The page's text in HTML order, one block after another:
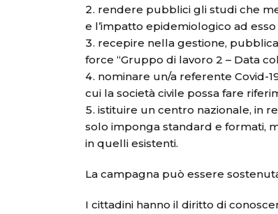
rendere pubblici gli studi che
e l’impatto epidemiologico ad
recepire nella gestione,
force “Gruppo di lavoro 2 – Data
nominare un/a referente Covid-
cui la società civile possa fare
istituire un centro nazionale, in
solo imponga standard e formati,
in quelli esistenti.
La campagna può essere
I cittadini hanno il diritto di